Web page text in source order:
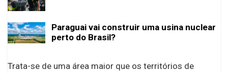
Paraguai vai construir uma usina nuclear
perto do Brasil?
Trata-se de uma área maior que os territórios de